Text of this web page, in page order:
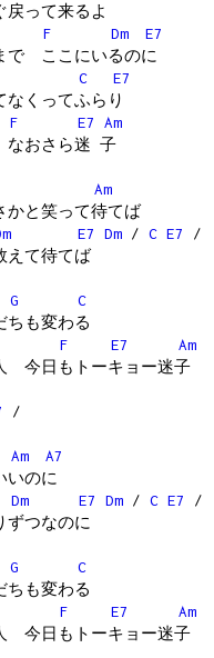
って来るよ
F Dm
E7
で ここにいるのに
C
E7
くってふらり
F E7
Am
おさら迷 子
Am
と笑って待てば
E7 Dm / C E7
/
えて待てば
G
C
も変わる
F E7
Am
今日もトーキョー迷子
/
Am
A7
のに
Dm E7 Dm / C E7
/
つなのに
G
C
も変わる
F E7
Am
今日もトーキョー迷子